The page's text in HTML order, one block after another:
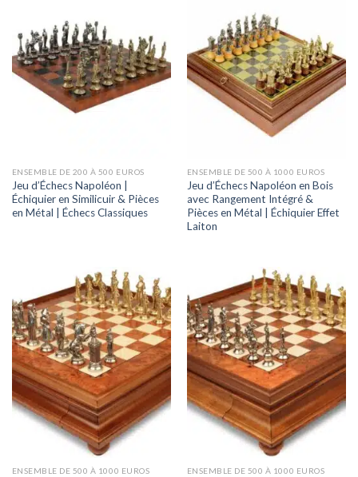
ENSEMBLE DE 200 À 500 EUROS
Jeu d’Échecs Napoléon |
Échiquier en Similicuir & Pièces
en Métal | Échecs Classiques
ENSEMBLE DE 500 À 1000 EUROS
Jeu d’Échecs Napoléon en Bois
avec Rangement Intégré &
Pièces en Métal | Échiquier Effet
Laiton
ENSEMBLE DE 500 À 1000 EUROS ENSEMBLE DE 500 À 1000 EUROS